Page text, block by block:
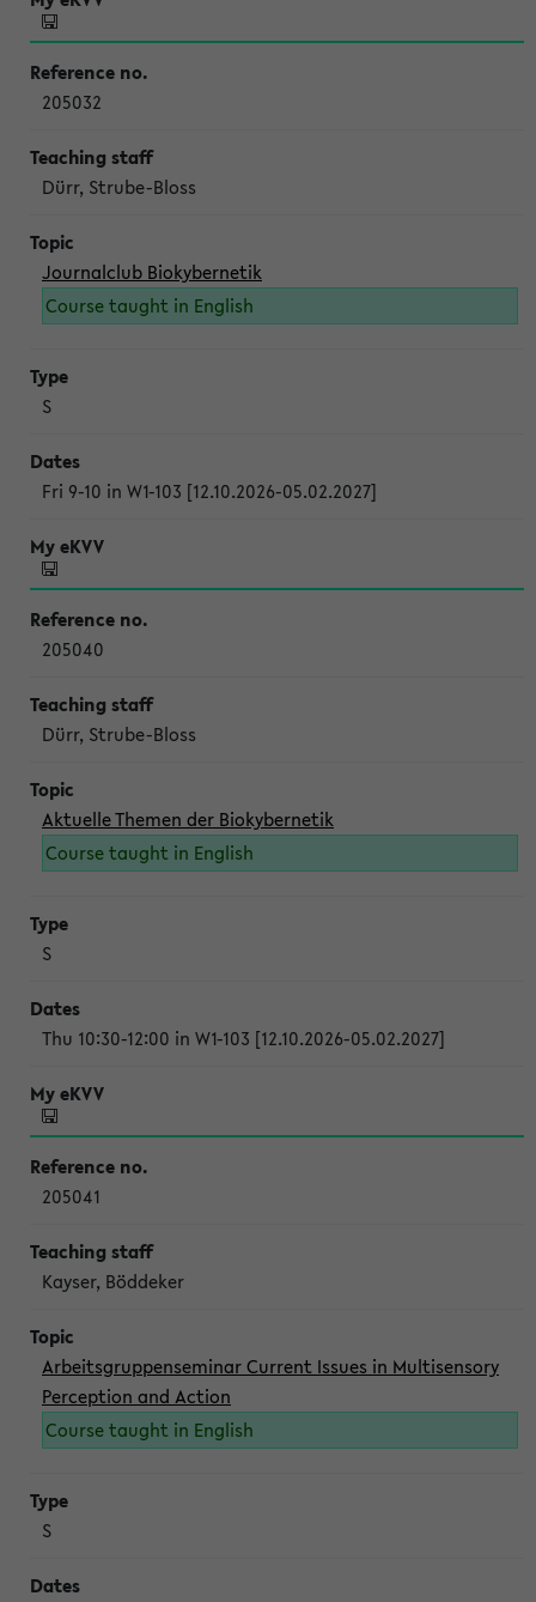
205032
Dürr, Strube-Bloss
Journalclub Biokybernetik
Course taught in English
S
Fri 9-10 in W1-103 [12.10.2026-05.02.2027]
205040
Dürr, Strube-Bloss
Aktuelle Themen der Biokybernetik
Course taught in English
S
Thu 10:30-12:00 in W1-103 [12.10.2026-05.02.2027]
205041
Kayser, Böddeker
Arbeitsgruppenseminar Current Issues in Multisensory
Perception and Action
Course taught in English
S